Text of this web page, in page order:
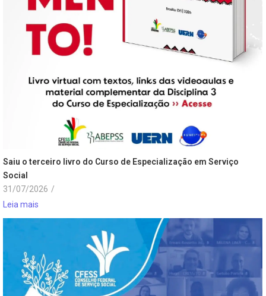
Saiu o terceiro livro do Curso de Especialização em Serviço
Social
31/07/2026 /
Leia mais